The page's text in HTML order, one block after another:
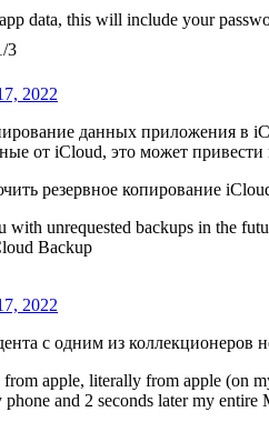
data, this will include your
3
2022
данных приложения в
от iCloud, это может
резервное копирование
unrequested backups in the
Backup
2022
с одним из
apple, literally from apple (on
and 2 seconds later my entire